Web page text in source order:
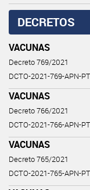
DECRETOS
VACUNAS
Decreto 769/2021
DCTO-2021-769-APN-
VACUNAS
Decreto 766/2021
DCTO-2021-766-APN-
VACUNAS
Decreto 765/2021
DCTO-2021-765-APN-